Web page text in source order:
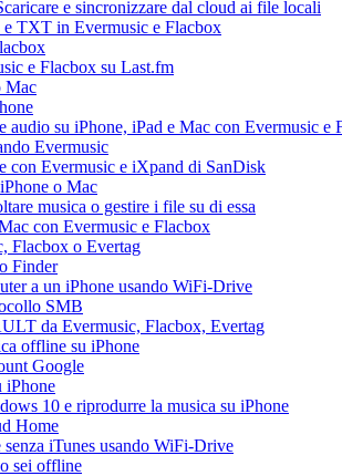
e sincronizzare dal cloud ai file locali
TXT in Evermusic e Flacbox
e Flacbox su Last.fm
Mac
audio su iPhone, iPad e Mac con Evermusic e
Evermusic
con Evermusic e iXpand di SanDisk
o Mac
musica o gestire i file su di essa
con Evermusic e Flacbox
Flacbox o Evertag
Finder
a un iPhone usando WiFi-Drive
SMB
da Evermusic, Flacbox, Evertag
offline su iPhone
Google
iPhone
10 e riprodurre la musica su iPhone
Home
iTunes usando WiFi-Drive
sei offline